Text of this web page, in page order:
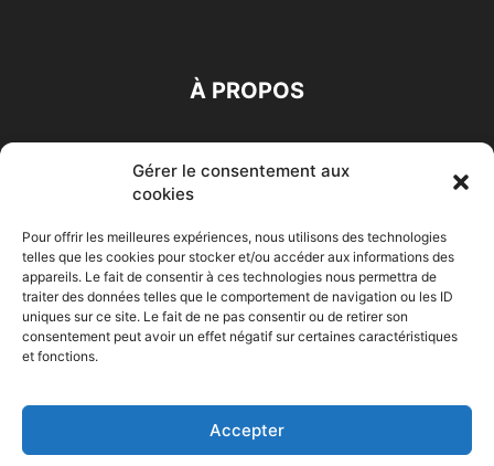
Gérer le consentement aux
cookies
Pour offrir les meilleures expériences, nous utilisons des technologies
telles que les cookies pour stocker et/ou accéder aux informations des
appareils. Le fait de consentir à ces technologies nous permettra de
traiter des données telles que le comportement de navigation ou les ID
uniques sur ce site. Le fait de ne pas consentir ou de retirer son
consentement peut avoir un effet négatif sur certaines caractéristiques
et fonctions.
Accepter
À PROPOS
Accueil Economie Entreprises Entrepreneur
Maghreb
© Challenges.tn By AAKOM.DIGITAL